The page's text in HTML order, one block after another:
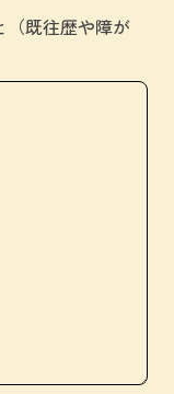
（既往歴や障が